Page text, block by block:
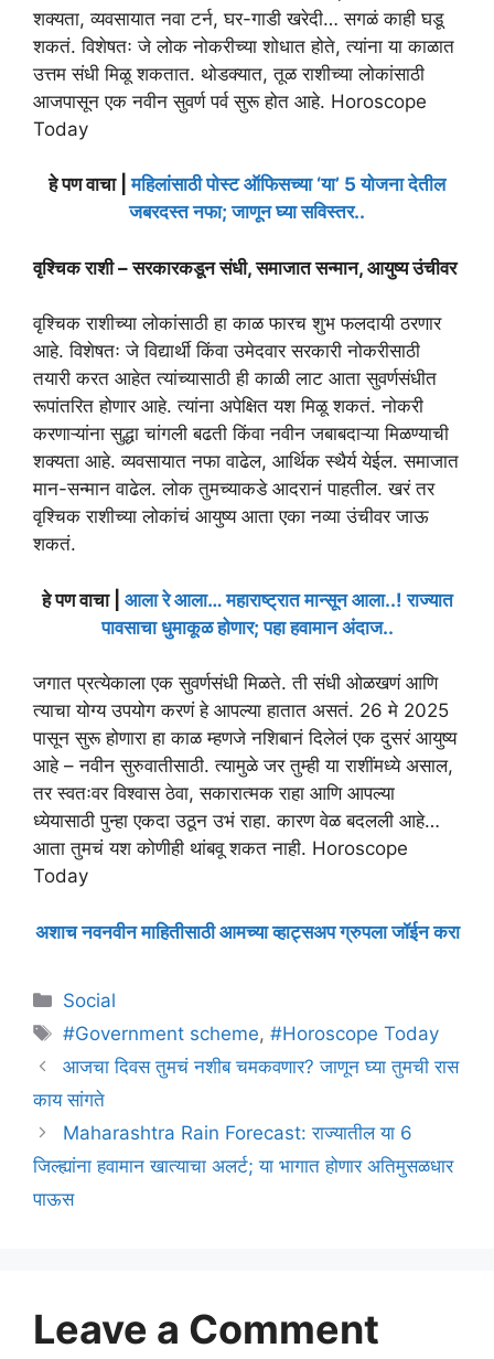
शक्यता, व्यवसायात नवा टर्न, घर-गाडी खरेदी… सगळं काही घडू
शकतं. विशेषतः जे लोक नोकरीच्या शोधात होते, त्यांना या काळात
उत्तम संधी मिळू शकतात. थोडक्यात, तूळ राशीच्या लोकांसाठी
आजपासून एक नवीन सुवर्ण पर्व सुरू होत आहे. Horoscope
Today
हे पण वाचा | महिलांसाठी पोस्ट ऑफिसच्या ‘या’ 5 योजना देतील
जबरदस्त नफा; जाणून घ्या सविस्तर..
वृश्चिक राशी – सरकारकडून संधी, समाजात सन्मान, आयुष्य उंचीवर
वृश्चिक राशीच्या लोकांसाठी हा काळ फारच शुभ फलदायी ठरणार
आहे. विशेषतः जे विद्यार्थी किंवा उमेदवार सरकारी नोकरीसाठी
तयारी करत आहेत त्यांच्यासाठी ही काळी लाट आता सुवर्णसंधीत
रूपांतरित होणार आहे. त्यांना अपेक्षित यश मिळू शकतं. नोकरी
करणाऱ्यांना सुद्धा चांगली बढती किंवा नवीन जबाबदाऱ्या मिळण्याची
शक्यता आहे. व्यवसायात नफा वाढेल, आर्थिक स्थैर्य येईल. समाजात
मान-सन्मान वाढेल. लोक तुमच्याकडे आदरानं पाहतील. खरं तर
वृश्चिक राशीच्या लोकांचं आयुष्य आता एका नव्या उंचीवर जाऊ
शकतं.
हे पण वाचा | आला रे आला… महाराष्ट्रात मान्सून आला..! राज्यात
पावसाचा धुमाकूळ होणार; पहा हवामान अंदाज..
जगात प्रत्येकाला एक सुवर्णसंधी मिळते. ती संधी ओळखणं आणि
त्याचा योग्य उपयोग करणं हे आपल्या हातात असतं. 26 मे 2025
पासून सुरू होणारा हा काळ म्हणजे नशिबानं दिलेलं एक दुसरं आयुष्य
आहे – नवीन सुरुवातीसाठी. त्यामुळे जर तुम्ही या राशींमध्ये असाल,
तर स्वतःवर विश्वास ठेवा, सकारात्मक राहा आणि आपल्या
ध्येयासाठी पुन्हा एकदा उठून उभं राहा. कारण वेळ बदलली आहे…
आता तुमचं यश कोणीही थांबवू शकत नाही. Horoscope
Today
अशाच नवनवीन माहितीसाठी आमच्या व्हाट्सअप ग्रुपला जॉईन करा
Categories
Social
Tags
#Government scheme,#Horoscope Today
आजचा दिवस तुमचं नशीब चमकवणार? जाणून घ्या तुमची रास
काय सांगते
Maharashtra Rain Forecast: राज्यातील या 6
जिल्ह्यांना हवामान खात्याचा अलर्ट; या भागात होणार अतिमुसळधार
पाऊस
Leave a Comment